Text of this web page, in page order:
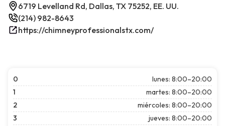
6719 Levelland Rd, Dallas, TX 75252, EE. UU.
(214) 982-8643
https://chimneyprofessionalstx.com/
0
lunes: 8:00–20:00
1
martes: 8:00–20:00
2
miércoles: 8:00–20:00
3
jueves: 8:00–20:00